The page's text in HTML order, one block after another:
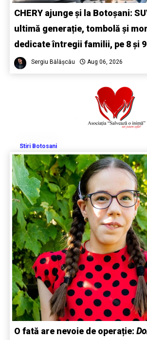
CHERY ajunge și la Botoșani:
ultimă generație, tombolă și
dedicate întregii familii, pe 8 și
Sergiu Bălășcău Aug 06, 2026
Stiri Botosani
O fată are nevoie de operație: